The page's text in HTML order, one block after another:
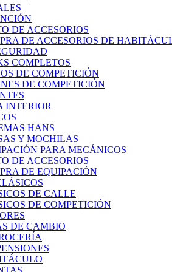
DE ACCESORIOS
DE ACCESORIOS DE
COMPLETOS
DE COMPETICIÓN
DE COMPETICIÓN
INTERIOR
HANS
Y MOCHILAS
PARA MECÁNICOS
DE ACCESORIOS
DE EQUIPACIÓN
DE CALLE
DE COMPETICIÓN
DE CAMBIO